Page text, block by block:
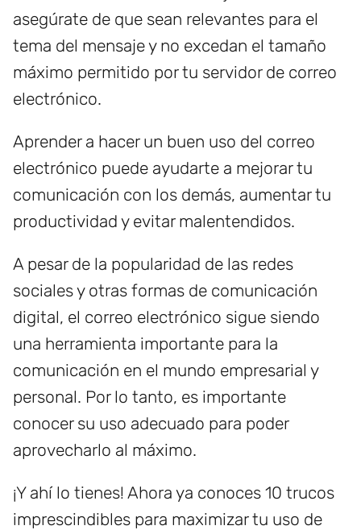
asegúrate de que sean relevantes para el
tema del mensaje y no excedan el tamaño
máximo permitido por tu servidor de correo
electrónico.
Aprender a hacer un buen uso del correo
electrónico puede ayudarte a mejorar tu
comunicación con los demás, aumentar tu
productividad y evitar malentendidos.
A pesar de la popularidad de las redes
sociales y otras formas de comunicación
digital, el correo electrónico sigue siendo
una herramienta importante para la
comunicación en el mundo empresarial y
personal. Por lo tanto, es importante
conocer su uso adecuado para poder
aprovecharlo al máximo.
¡Y ahí lo tienes! Ahora ya conoces 10 trucos
imprescindibles para maximizar tu uso de